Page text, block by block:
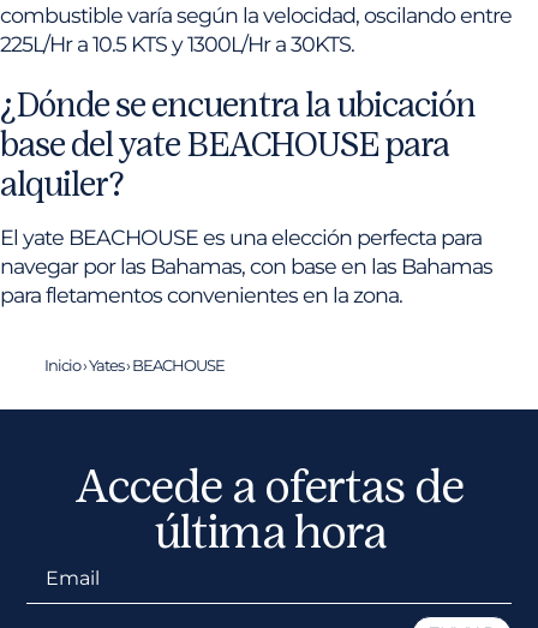
combustible varía según la velocidad, oscilando entre
225L/Hr a 10.5 KTS y 1300L/Hr a 30KTS.
¿Dónde se encuentra la ubicación
base del yate BEACHOUSE para
alquiler?
El yate BEACHOUSE es una elección perfecta para
navegar por las Bahamas, con base en las Bahamas
para fletamentos convenientes en la zona.
Inicio›Yates›BEACHOUSE
Accede a ofertas de
última hora